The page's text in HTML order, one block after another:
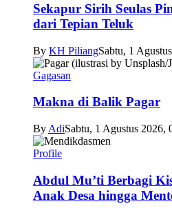
Sekapur Sirih Seulas
dari Tepian Teluk
By KH PiliangSabtu, 1
Gagasan
Makna di Balik Pagar
By AdiSabtu, 1 Agustus 2026,
Profile
Abdul Mu’ti Berbagi
Anak Desa hingga